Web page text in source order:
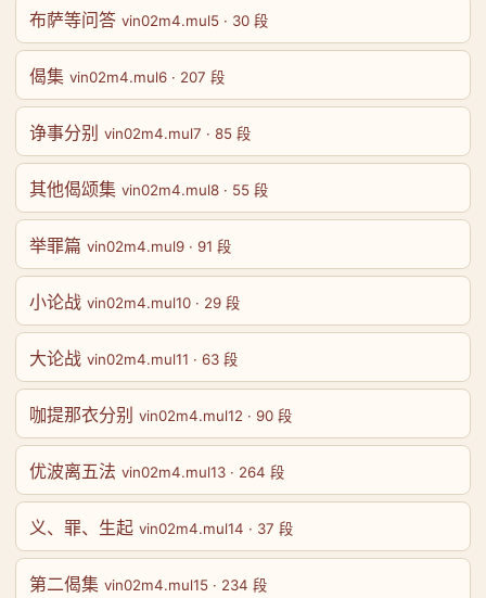
布萨等问答 vin02m4.mul5 · 30 段
偈集 vin02m4.mul6 · 207 段
诤事分别 vin02m4.mul7 · 85 段
其他偈颂集 vin02m4.mul8 · 55 段
举罪篇 vin02m4.mul9 · 91 段
小论战 vin02m4.mul10 · 29 段
大论战 vin02m4.mul11 · 63 段
咖提那衣分别 vin02m4.mul12 · 90 段
优波离五法 vin02m4.mul13 · 264 段
义、罪、生起 vin02m4.mul14 · 37 段
第二偈集 vin02m4.mul15 · 234 段